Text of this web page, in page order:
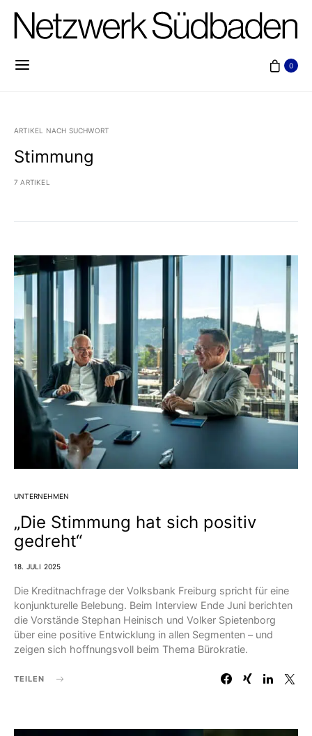
0
ARTIKEL NACH SUCHWORT
Stimmung
7 ARTIKEL
UNTERNEHMEN
„Die Stimmung hat sich positiv
gedreht“
18. JULI 2025
Die Kreditnachfrage der Volksbank Freiburg spricht für eine
konjunkturelle Belebung. Beim Interview Ende Juni berichten
die Vorstände Stephan Heinisch und Volker Spietenborg
über eine positive Entwicklung in allen Segmenten – und
zeigen sich hoffnungsvoll beim Thema Bürokratie.
TEILEN